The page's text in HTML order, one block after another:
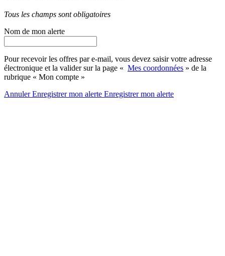
Tous les champs sont obligatoires
Nom de mon alerte
Pour recevoir les offres par e-mail, vous devez saisir votre adresse
électronique et la valider sur la page « Mes coordonnées » de la
rubrique « Mon compte »
AnnulerEnregistrer mon alerte Enregistrermon alerte